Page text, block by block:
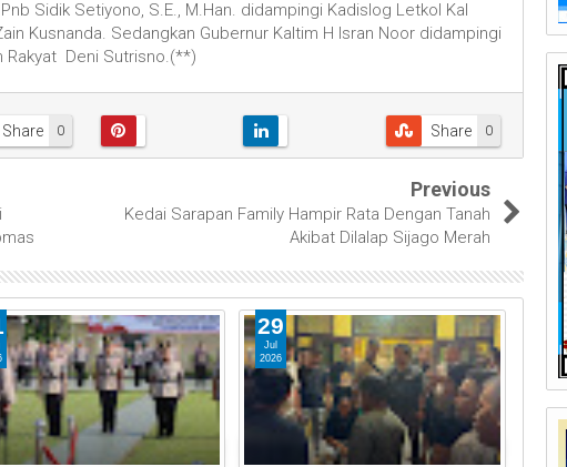
Sidik Setiyono, S.E., M.Han. didampingi Kadislog Letkol Kal
Kusnanda. Sedangkan Gubernur Kaltim H Isran Noor didampingi
Rakyat Deni Sutrisno.(**)
0
Share 0
Share
Previous
Kedai Sarapan Family Hampir Rata Dengan Tanah
Akibat Dilalap Sijago Merah
29
Jul
2026
2026